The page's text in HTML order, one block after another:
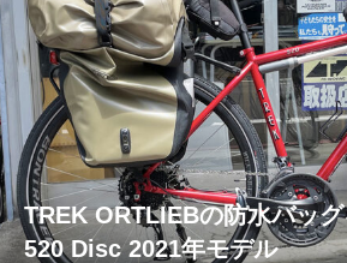
TREK ORTLIEBの防水バッ
520 Disc 2021年モデル